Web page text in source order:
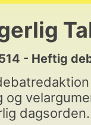
- Heftig debat: Må man arbejde
og
dagsorden.